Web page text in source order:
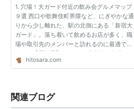
1. 穴場！大ガード付近の飲み会グルメマップ
９選 西口や歌舞伎町界隈など、にぎやかな通
りから少し離れた、駅の北側にある「新宿大
ガード」。落ち着いて飲めるお店が多く、職
場や取引先のメンバーと訪れるのに最適で
す。 1.【居酒屋】 KOYOI 炭火焼と旬菜
「今宵」と書かれた提灯が出迎えてくれる、
hitosara.com
関連ブログ